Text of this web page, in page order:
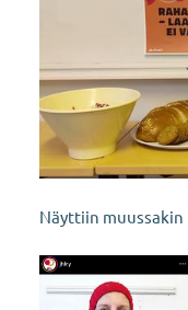
Näyttiin muussakin